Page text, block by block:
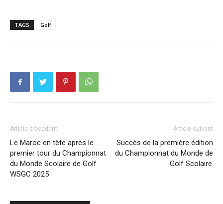
TAGS Golf
Article précédent
Le Maroc en tête après le
premier tour du Championnat
du Monde Scolaire de Golf
WSGC 2025
Article suivant
Succès de la première édition
du Championnat du Monde de
Golf Scolaire